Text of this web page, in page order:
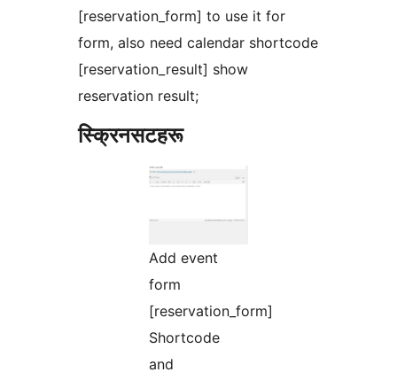
[reservation_form] to use it for
form, also need calendar shortcode
[reservation_result] show
reservation result;
स्क्रिनसटहरू
Add event
form
[reservation_form]
Shortcode
and